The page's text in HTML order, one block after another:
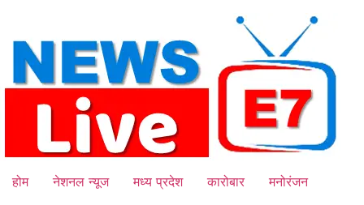
content
होम नेशनल न्यूज मध्य प्रदेश कारोबार
मनोरंजन